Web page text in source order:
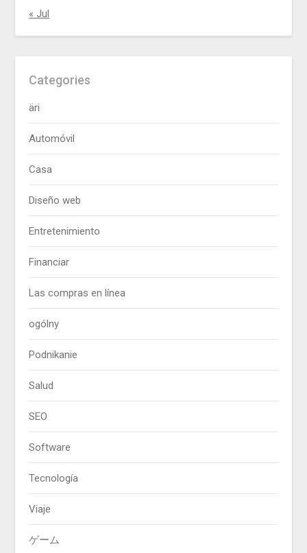
« Jul
Categories
äri
Automóvil
Casa
Diseño web
Entretenimiento
Financiar
Las compras en línea
ogólny
Podnikanie
Salud
SEO
Software
Tecnología
Viaje
ゲーム